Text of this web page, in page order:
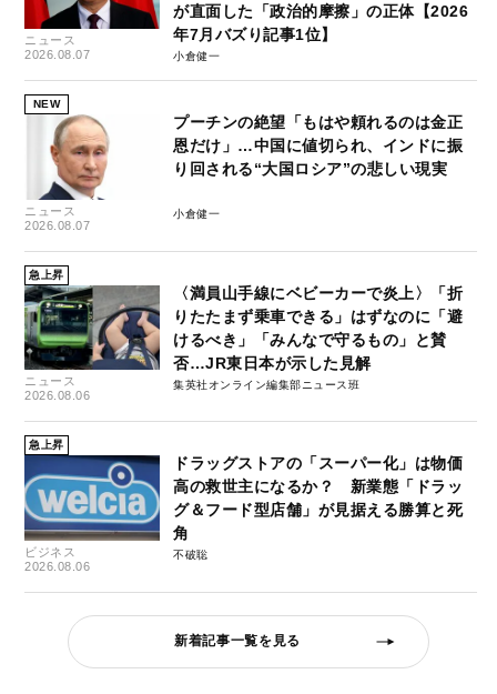
ニュース
2026.08.07
が直面した「政治的摩擦」の正体【2026
年7月バズり記事1位】
小倉健一
NEW
ニュース
2026.08.07
プーチンの絶望「もはや頼れるのは金正
恩だけ」…中国に値切られ、インドに振
り回される“大国ロシア”の悲しい現実
小倉健一
急上昇
ニュース
2026.08.06
〈満員山手線にベビーカーで炎上〉「折
りたたまず乗車できる」はずなのに「避
けるべき」「みんなで守るもの」と賛
否…JR東日本が示した見解
集英社オンライン編集部ニュース班
急上昇
ビジネス
2026.08.06
ドラッグストアの「スーパー化」は物価
高の救世主になるか？ 新業態「ドラッ
グ＆フード型店舗」が見据える勝算と死
角
不破聡
新着記事一覧を見る